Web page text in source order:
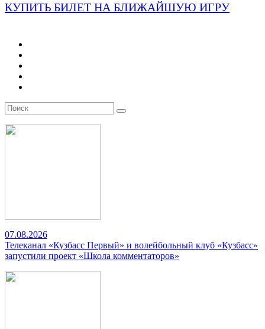
КУПИТЬ БИЛЕТ НА БЛИЖАЙШУЮ ИГРУ
07.08.2026
Телеканал «Кузбасс Первый» и волейбольный клуб «Кузбасс»
запустили проект «Школа комментаторов»